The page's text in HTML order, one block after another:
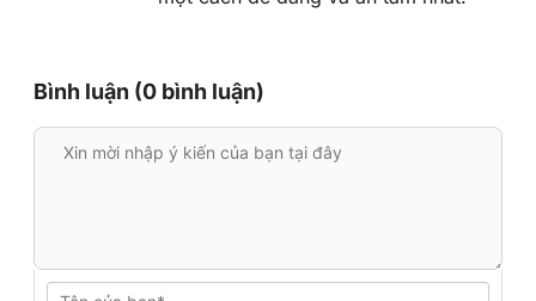
Bình luận (0 bình luận)